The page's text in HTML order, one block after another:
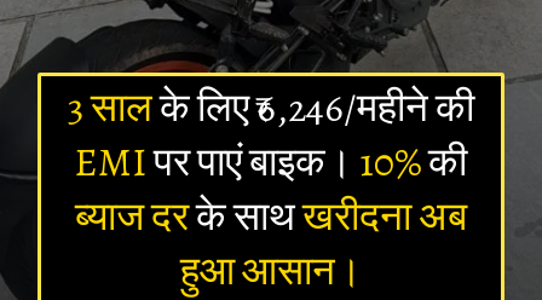
3 सालके लिए ₹6,246/महीने की
EMIपर पाएं बाइक। 10%की
ब्याज दरके साथखरीदना अब
हुआ आसान।